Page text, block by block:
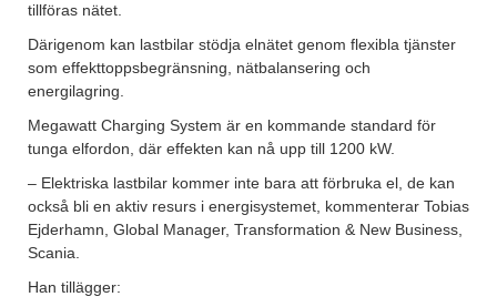
tillföras nätet.
Därigenom kan lastbilar stödja elnätet genom flexibla tjänster
som effekttoppsbegränsning, nätbalansering och
energilagring.
Megawatt Charging System är en kommande standard för
tunga elfordon, där effekten kan nå upp till 1200 kW.
– Elektriska lastbilar kommer inte bara att förbruka el, de kan
också bli en aktiv resurs i energisystemet, kommenterar Tobias
Ejderhamn, Global Manager, Transformation & New Business,
Scania.
Han tillägger: